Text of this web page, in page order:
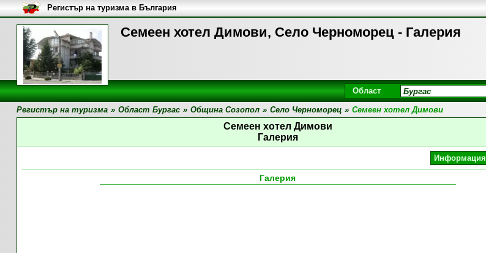
Семеен хотел Димови, Село Черноморец - Галерия
Регистър на туризма в България
Област
Регистър на туризма » Област Бургас » Община Созопол » Село Черноморец » Семеен хотел Димови
Семеен хотел Димови
Галерия
Информация
Галерия